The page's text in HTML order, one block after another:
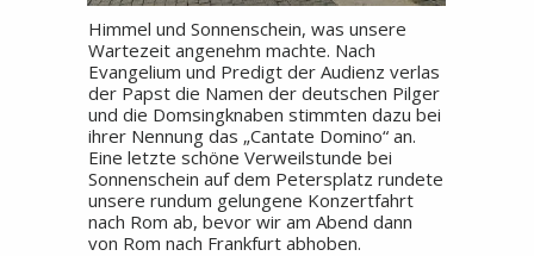
Himmel und Sonnenschein, was unsere
Wartezeit angenehm machte. Nach
Evangelium und Predigt der Audienz verlas
der Papst die Namen der deutschen Pilger
und die Domsingknaben stimmten dazu bei
ihrer Nennung das „Cantate Domino“ an.
Eine letzte schöne Verweilstunde bei
Sonnenschein auf dem Petersplatz rundete
unsere rundum gelungene Konzertfahrt
nach Rom ab, bevor wir am Abend dann
von Rom nach Frankfurt abhoben.